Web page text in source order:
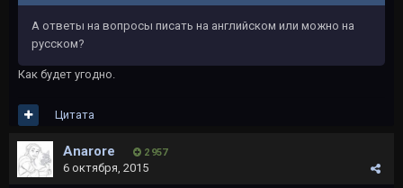
А ответы на вопросы писать на английском или можно на
русском?
Как будет угодно.
Цитата
Anarore 2 957
6 октября, 2015